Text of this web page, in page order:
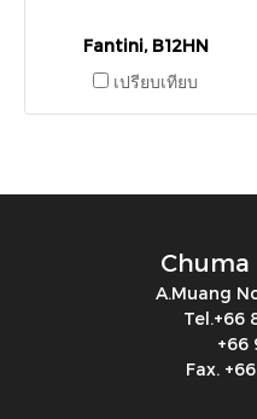
Fantini, B12HN
เปรียบเทียบ
Chuma
A.Muang
Tel.+66
+66
Fax.